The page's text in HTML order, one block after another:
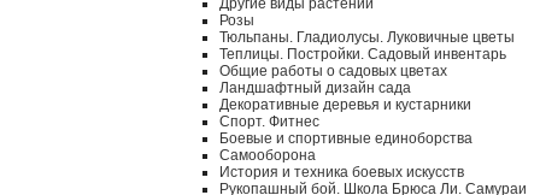
Другие виды растений
Розы
Тюльпаны. Гладиолусы. Луковичные цветы
Теплицы. Постройки. Садовый инвентарь
Общие работы о садовых цветах
Ландшафтный дизайн сада
Декоративные деревья и кустарники
Спорт. Фитнес
Боевые и спортивные единоборства
Самооборона
История и техника боевых искусств
Рукопашный бой. Школа Брюса Ли. Самураи